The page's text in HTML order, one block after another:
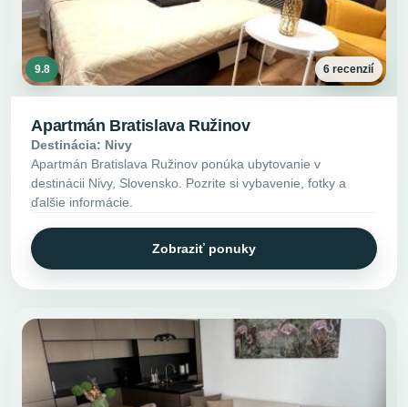
9.8 6 recenzií
Apartmán Bratislava Ružinov
Destinácia: Nivy
Apartmán Bratislava Ružinov ponúka ubytovanie v
destinácii Nivy, Slovensko. Pozrite si vybavenie, fotky a
ďalšie informácie.
Zobraziť ponuky